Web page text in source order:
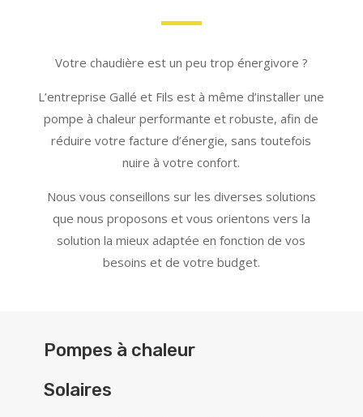
Votre chaudière est un peu trop énergivore ?
L’entreprise Gallé et Fils est à même d’installer une
pompe à chaleur performante et robuste, afin de
réduire votre facture d’énergie, sans toutefois
nuire à votre confort.
Nous vous conseillons sur les diverses solutions
que nous proposons et vous orientons vers la
solution la mieux adaptée en fonction de vos
besoins et de votre budget.
Pompes à chaleur
Solaires